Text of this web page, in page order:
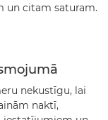
un citam saturam.
nekustīgu, lai
naktī,